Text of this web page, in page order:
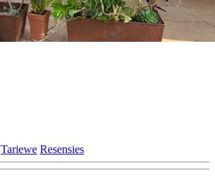
Tariewe Resensies